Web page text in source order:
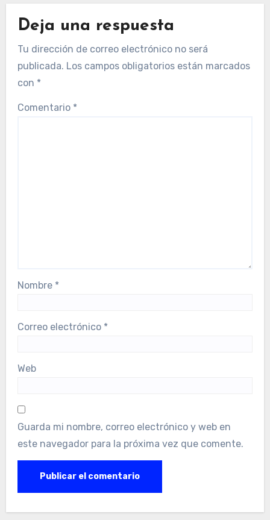
Deja una respuesta
Tu dirección de correo electrónico no será
publicada. Los campos obligatorios están marcados
con *
Comentario *
Nombre *
Correo electrónico *
Web
Guarda mi nombre, correo electrónico y web en
este navegador para la próxima vez que comente.